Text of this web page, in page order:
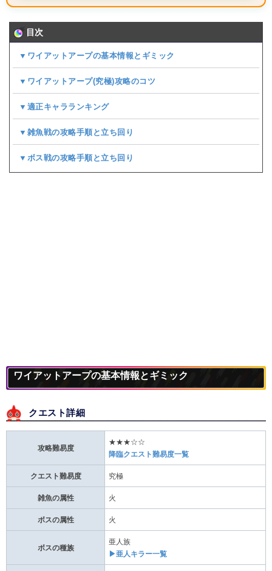
目次
▼ワイアットアープの基本情報とギミック
▼ワイアットアープ(究極)攻略のコツ
▼適正キャラランキング
▼雑魚戦の攻略手順と立ち回り
▼ボス戦の攻略手順と立ち回り
ワイアットアープの基本情報とギミック
クエスト詳細
攻略難易度
★★★☆☆
降臨クエスト難易度一覧
クエスト難易度 究極
雑魚の属性 火
ボスの属性 火
ボスの種族
亜人族
▶亜人キラー一覧